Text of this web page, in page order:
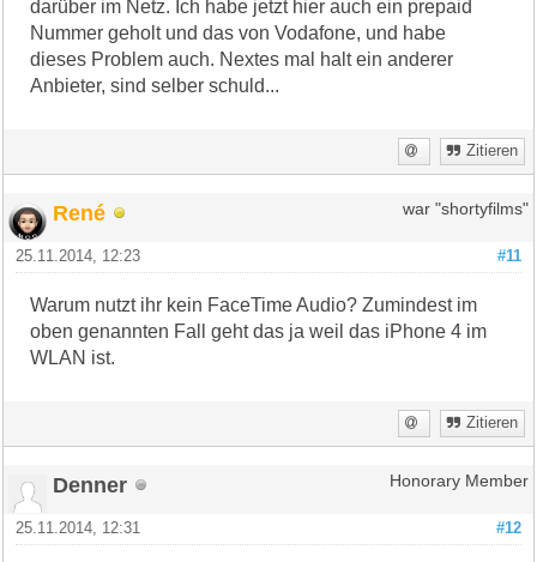
darüber im Netz. Ich habe jetzt hier auch ein prepaid
Nummer geholt und das von Vodafone, und habe
dieses Problem auch. Nextes mal halt ein anderer
Anbieter, sind selber schuld...
Zitieren
René war "shortyfilms"
#11
25.11.2014, 12:23
Warum nutzt ihr kein FaceTime Audio? Zumindest im
oben genannten Fall geht das ja weil das iPhone 4 im
WLAN ist.
Zitieren
Denner Honorary Member
#12
25.11.2014, 12:31